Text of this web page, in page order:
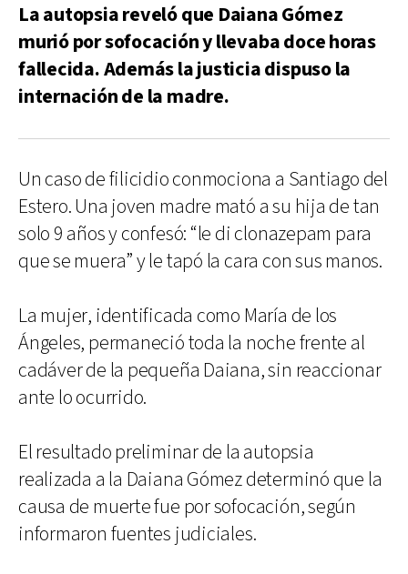
La autopsia reveló que Daiana Gómez
murió por sofocación y llevaba doce horas
fallecida. Además la justicia dispuso la
internación de la madre.
Un caso de filicidio conmociona a Santiago del
Estero. Una joven madre mató a su hija de tan
solo 9 años y confesó: “le di clonazepam para
que se muera” y le tapó la cara con sus manos.
La mujer, identificada como María de los
Ángeles, permaneció toda la noche frente al
cadáver de la pequeña Daiana, sin reaccionar
ante lo ocurrido.
El resultado preliminar de la autopsia
realizada a la Daiana Gómez determinó que la
causa de muerte fue por sofocación, según
informaron fuentes judiciales.